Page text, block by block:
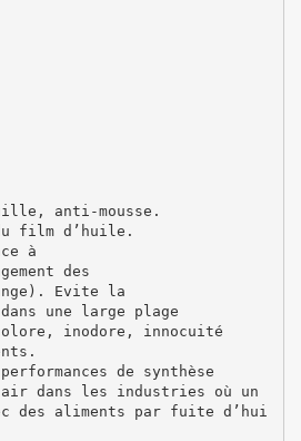
anti-mousse.
film d’huile.
à
des
Evite la
une large plage
inodore, innocuité
de synthèse
dans les industries où un
des aliments par fuite d’hui